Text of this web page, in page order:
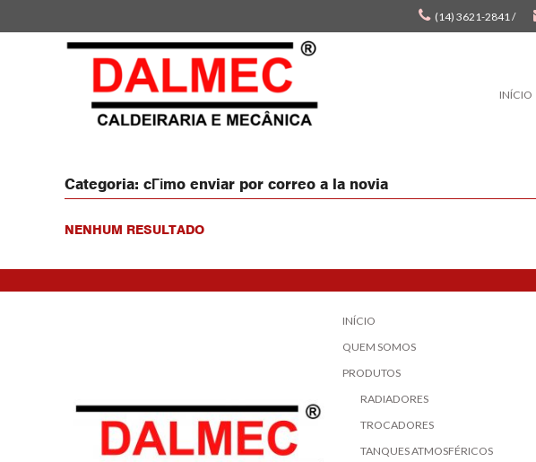
(14) 3621-2841 /
INÍCIO
Categoria: cГіmo enviar por correo a la novia
NENHUM RESULTADO
INÍCIO
QUEM SOMOS
PRODUTOS
RADIADORES
TROCADORES
TANQUES ATMOSFÉRICOS